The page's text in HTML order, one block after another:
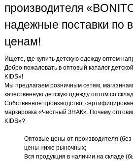
производителя
надежные поставки по
ценам!
Ищете, где купить детскую одежду оптом
Добро пожаловать в оптовый каталог
KIDS»!
Мы предлагаем розничным сетям,
качественную детскую одежду оптом со
Собственное производство,
маркировка «Честный ЗНАК». Почему
KIDS»?
Оптовые цены от производителя
цены ниже рыночных;
Вся продукция в наличии на складе